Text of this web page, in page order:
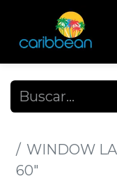
WINDOW
60"